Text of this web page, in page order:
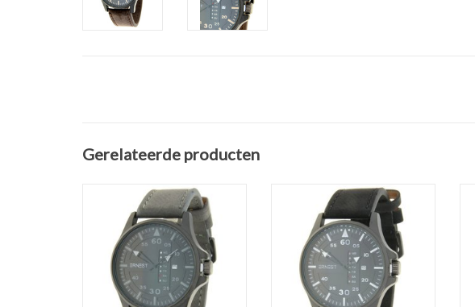
Gerelateerde producten
Heren horloge Riley donker
grijs. Stoer met klasse
TOEVOEGEN AAN WINKELWAGEN
Heren horloge Riley Black. Stoer
met klasse
TOEVOEGEN AAN WINKELWAGEN